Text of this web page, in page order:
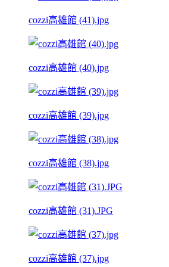
cozzi高雄館 (41).jpg
cozzi高雄館 (40).jpg
cozzi高雄館 (39).jpg
cozzi高雄館 (38).jpg
cozzi高雄館 (31).JPG
cozzi高雄館 (37).jpg